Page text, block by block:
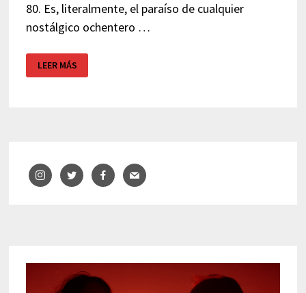
80. Es, literalmente, el paraíso de cualquier
nostálgico ochentero …
DE
LOS
LEER MÁS